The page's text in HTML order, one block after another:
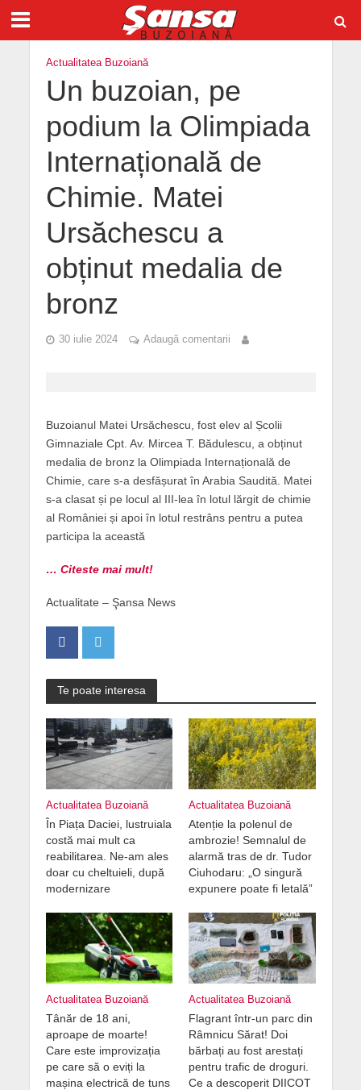
Actualitatea Buzoiană
Un buzoian, pe
podium la Olimpiada
Internațională de
Chimie. Matei
Ursăchescu a
obținut medalia de
bronz
30 iulie 2024 Adaugă comentarii
Buzoianul Matei Ursăchescu, fost elev al Școlii
Gimnaziale Cpt. Av. Mircea T. Bădulescu, a obținut
medalia de bronz la Olimpiada Internațională de
Chimie, care s-a desfășurat în Arabia Saudită. Matei
s-a clasat și pe locul al III-lea în lotul lărgit de chimie
al României și apoi în lotul restrâns pentru a putea
participa la această
… Citeste mai mult!
Actualitate – Şansa News
Te poate interesa
Actualitatea Buzoiană
În Piața Daciei, lustruiala
costă mai mult ca
reabilitarea. Ne-am ales
doar cu cheltuieli, după
modernizare
Actualitatea Buzoiană
Atenție la polenul de
ambrozie! Semnalul de
alarmă tras de dr. Tudor
Ciuhodaru: „O singură
expunere poate fi letală”
Actualitatea Buzoiană
Tânăr de 18 ani,
aproape de moarte!
Care este improvizația
pe care să o eviți la
mașina electrică de tuns
Actualitatea Buzoiană
Flagrant într-un parc din
Râmnicu Sărat! Doi
bărbați au fost arestați
pentru trafic de droguri.
Ce a descoperit DIICOT